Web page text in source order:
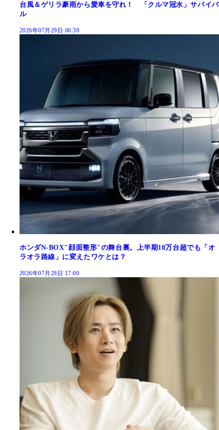
台風＆ゲリラ豪雨から愛車を守れ！ 「クルマ冠水」サバイバ
ル
2026年07月29日 06:30
ホンダN-BOX"顔面整形"の舞台裏。上半期10万台超でも「オ
ラオラ路線」に変えたワケとは？
2026年07月28日 17:00